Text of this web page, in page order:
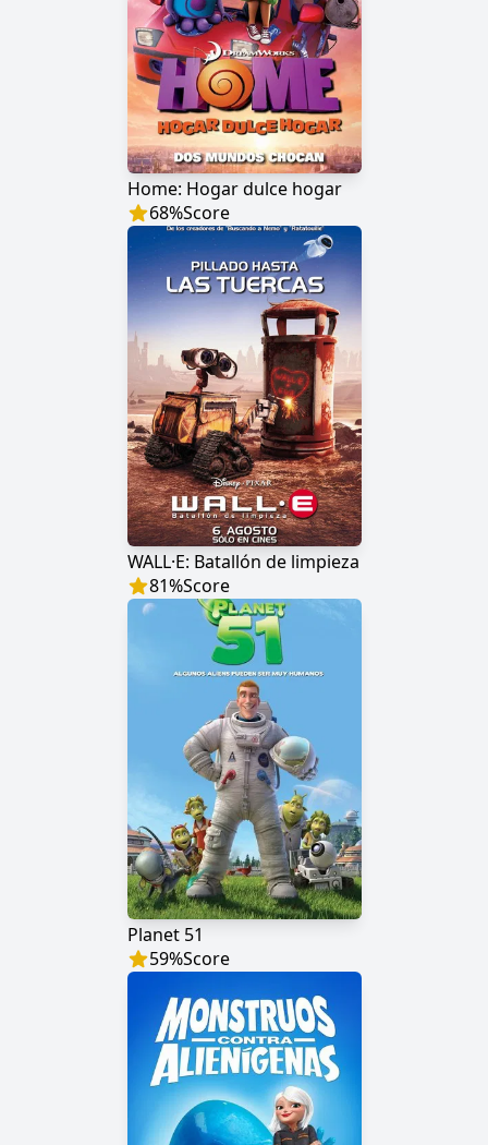
Home: Hogar dulce hogar
68%Score
WALL·E: Batallón de limpieza
81%Score
Planet 51
59%Score